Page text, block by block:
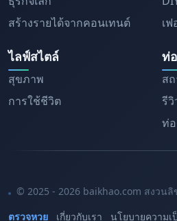
สร้างรายได้จากคอนเทนต์
เฟ
ไลฟ์สไตล์
สุขภาพ
การใช้ชีวิต
ท่
ส
รี
ท่อ
© 2025 - 2026 baikhao.com สงวน
ตรวจหวย
เกี่ยวกับเรา นโยบายความ